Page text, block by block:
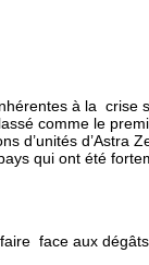
à la crise
comme le
d’unités d’Astra
qui ont été
face aux